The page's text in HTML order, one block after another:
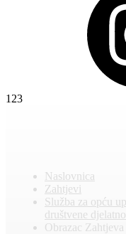
123
Naslovnica
Zahtjevi
Služba za opću
društvene
Obrazac